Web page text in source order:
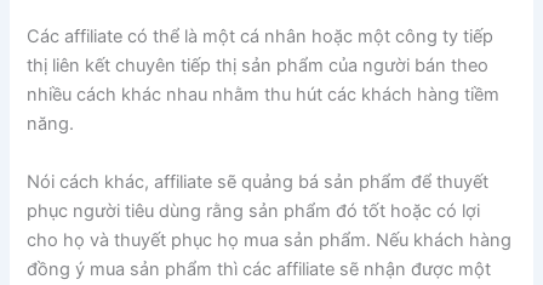
Các affiliate có thể là một cá nhân hoặc một công ty tiếp
thị liên kết chuyên tiếp thị sản phẩm của người bán theo
nhiều cách khác nhau nhằm thu hút các khách hàng tiềm
năng.
Nói cách khác, affiliate sẽ quảng bá sản phẩm để thuyết
phục người tiêu dùng rằng sản phẩm đó tốt hoặc có lợi
cho họ và thuyết phục họ mua sản phẩm. Nếu khách hàng
đồng ý mua sản phẩm thì các affiliate sẽ nhận được một